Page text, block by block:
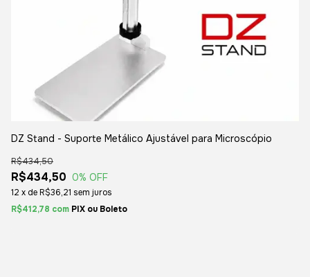
DZ Stand - Suporte Metálico Ajustável para Microscópio
R$434,50
R$434,50
0% OFF
12 x de R$36,21 sem juros
R$412,78 com Boleto